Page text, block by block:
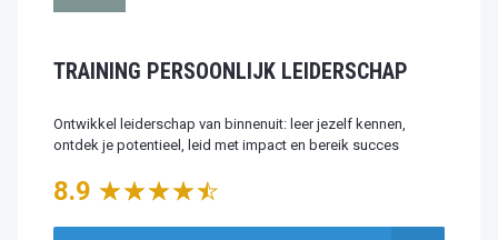
TRAINING PERSOONLIJK LEIDERSCHAP
Ontwikkel leiderschap van binnenuit: leer jezelf kennen,
ontdek je potentieel, leid met impact en bereik succes
8.9